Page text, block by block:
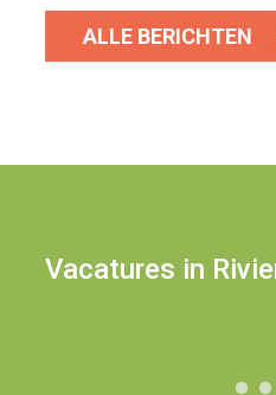
ALLE BERICHTEN
Vacatures in